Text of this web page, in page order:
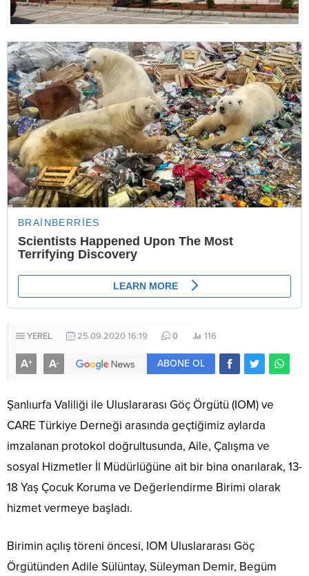
YEREL 25.09.2020 16:19 0 116
A+ A- ABONE OL
Şanlıurfa Valiliği ile Uluslararası Göç Örgütü (IOM) ve
CARE Türkiye Derneği arasında geçtiğimiz aylarda
imzalanan protokol doğrultusunda, Aile, Çalışma ve
sosyal Hizmetler İl Müdürlüğüne ait bir bina onarılarak, 13-
18 Yaş Çocuk Koruma ve Değerlendirme Birimi olarak
hizmet vermeye başladı.
Birimin açılış töreni öncesi, IOM Uluslararası Göç
Örgütünden Adile Sülüntay, Süleyman Demir, Begüm